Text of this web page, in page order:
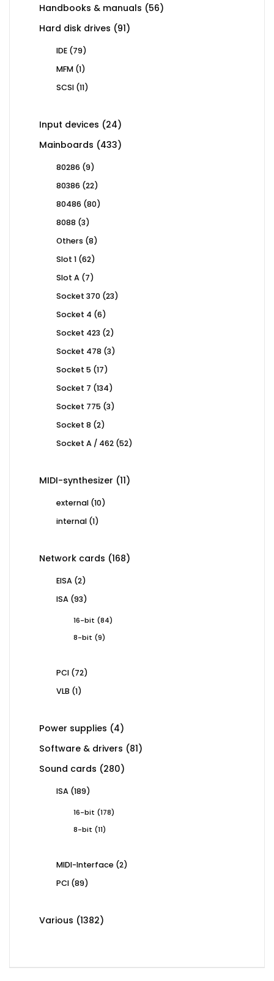
Handbooks & manuals 5656
Hard disk drives 9191
IDE 7979
MFM 11
SCSI 1111
Input devices 2424
Mainboards 433433
80286 99
80386 2222
80486 8080
8088 33
Others 88
Slot 1 6262
Slot A 77
Socket 370 2323
Socket 4 66
Socket 423 22
Socket 478 33
Socket 5 1717
Socket 7 134134
Socket 775 33
Socket 8 22
Socket A / 462 5252
MIDI-synthesizer 1111
external 1010
internal 11
Network cards 168168
EISA 22
ISA 9393
16-bit 8484
8-bit
99
PCI 7272
VLB 11
Power supplies 44
Software & drivers 8181
Sound cards 280280
ISA 189189
16-bit 178178
8-bit
1111
MIDI-Interface 22
PCI 8989
Various 13821382